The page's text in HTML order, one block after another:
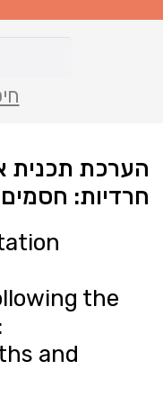
הערכת תכנית
חרדיות:
the
and